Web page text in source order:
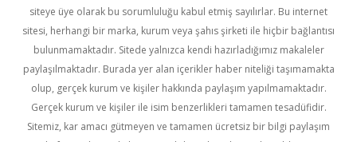
siteye üye olarak bu sorumluluğu kabul etmiş sayılırlar. Bu internet
sitesi, herhangi bir marka, kurum veya şahıs şirketi ile hiçbir bağlantısı
bulunmamaktadır. Sitede yalnızca kendi hazırladığımız makaleler
paylaşılmaktadır. Burada yer alan içerikler haber niteliği taşımamakta
olup, gerçek kurum ve kişiler hakkında paylaşım yapılmamaktadır.
Gerçek kurum ve kişiler ile isim benzerlikleri tamamen tesadüfidir.
Sitemiz, kar amacı gütmeyen ve tamamen ücretsiz bir bilgi paylaşım